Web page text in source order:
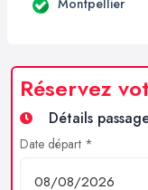
Réservez
Détails
Date départ *